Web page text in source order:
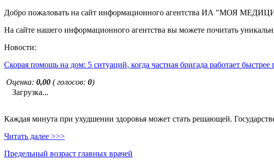
Добро пожаловать на сайт информационного агентства ИА "МОЯ
На сайте нашего информационного агентства вы можете почитать
Новости:
Скорая помощь на дом: 5 ситуаций, когда частная бригада работает быстрее
Оценка: 0,00 ( голосов: 0)
Загрузка...
Каждая минута при ухудшении здоровья может стать решающей.
Читать далее >>>
Предельный возраст главных врачей